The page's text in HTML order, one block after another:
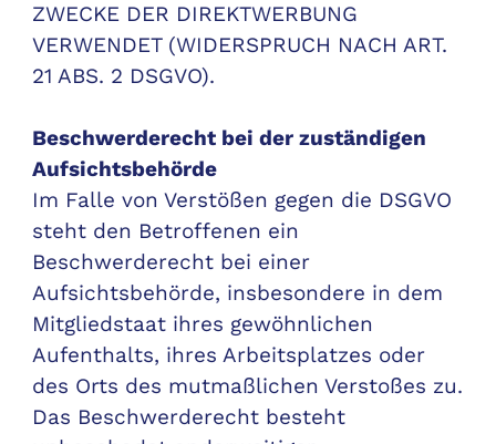
ZWECKE DER DIREKTWERBUNG
VERWENDET (WIDERSPRUCH NACH ART.
21 ABS. 2 DSGVO).
Beschwerderecht bei der zuständigen
Aufsichtsbehörde
Im Falle von Verstößen gegen die DSGVO
steht den Betroffenen ein
Beschwerderecht bei einer
Aufsichtsbehörde, insbesondere in dem
Mitgliedstaat ihres gewöhnlichen
Aufenthalts, ihres Arbeitsplatzes oder
des Orts des mutmaßlichen Verstoßes zu.
Das Beschwerderecht besteht